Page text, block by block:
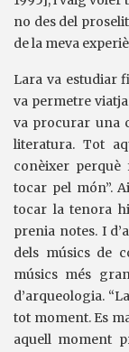
no des del
de la meva
Lara va estudiar
va permetre
va procurar una
literatura. Tot
conèixer perquè
tocar pel món”.
tocar la tenora
prenia notes. I
dels músics de
músics més
d’arqueologia.
tot moment. Es
aquell moment